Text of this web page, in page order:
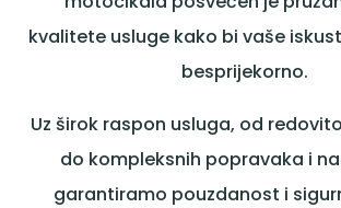
kvalitete usluge kako bi vaše
besprijekorno.
Uz širok raspon usluga, od
do kompleksnih popravaka i
garantiramo pouzdanost i